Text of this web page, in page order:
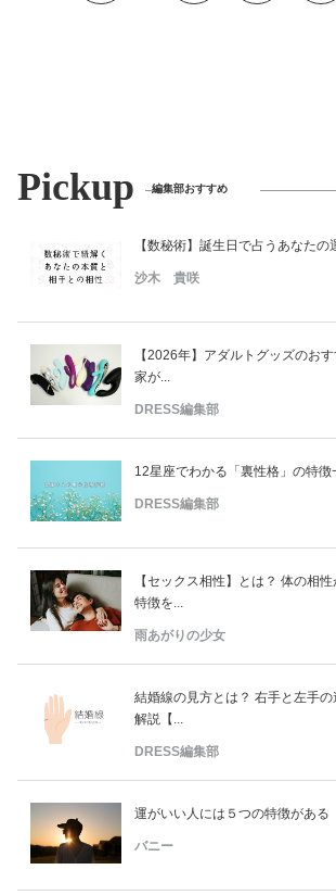
Pickup 編集部おすすめ
【数秘術】誕生日で占うあなた
沙木 貴咲
【2026年】アダルトグッズのお
家が...
DRESS編集部
12星座でわかる「裏性格」の特徴
DRESS編集部
【セックス相性】とは？ 体の相
特徴を...
雨あがりの少女
結婚線の見方とは？ 右手と左手
解説【...
DRESS編集部
運がいい人には５つの特徴がある
バニー